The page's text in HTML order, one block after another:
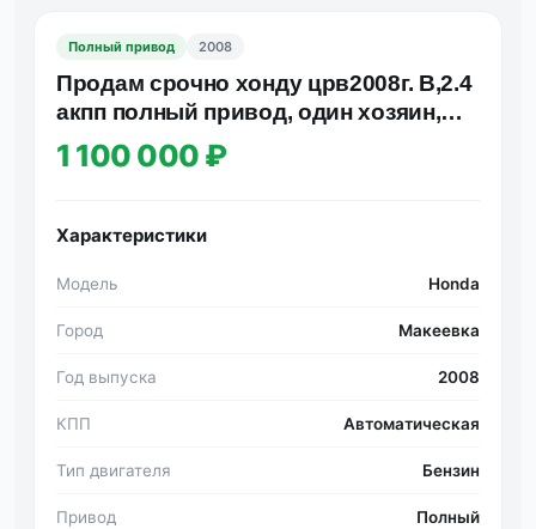
Полный привод 2008
Продам срочно хонду црв2008г. В,2.4
акпп полный привод, один хозяин,
состояние отличное, х…
1 100 000 ₽
Характеристики
Модель Honda
Город Макеевка
Год выпуска 2008
КПП Автоматическая
Тип двигателя Бензин
Привод Полный